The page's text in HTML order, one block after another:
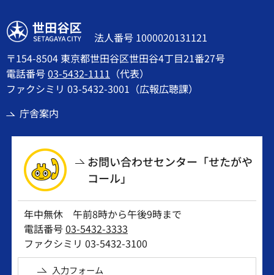
世田谷区
法人番号 1000020131121
〒154-8504 東京都世田谷区世田谷4丁目21番27号
電話番号03-5432-1111 （代表）
ファクシミリ 03-5432-3001（広報広聴課）
庁舎案内
お問い合わせセンター「せたがや
コール」
年中無休 午前8時から午後9時まで
電話番号03-5432-3333
ファクシミリ 03-5432-3100
入力フォーム